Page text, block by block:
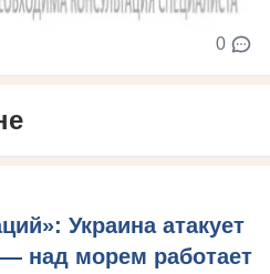
0
Украина атакует
над морем работает